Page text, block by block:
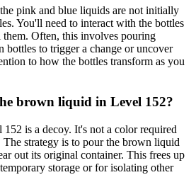
pink and blue liquids are not initially
You'll need to interact with the bottles
Often, this involves pouring
bottles to trigger a change or uncover
to how the bottles transform as you
brown liquid in Level 152?
is a decoy. It's not a color required
strategy is to pour the brown liquid
out its original container. This frees up
storage or for isolating other